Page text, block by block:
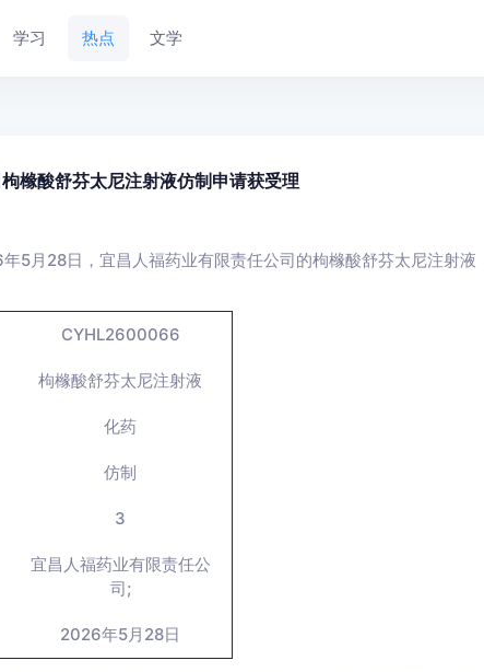
学习 热点 文学
橼酸舒芬太尼注射液仿制申请获受理
5月28日，宜昌人福药业有限责任公司的枸橼酸舒芬太尼注射液
CYHL2600066
枸橼酸舒芬太尼注射液
化药
仿制
3
宜昌人福药业有限责任公
司;
2026年5月28日